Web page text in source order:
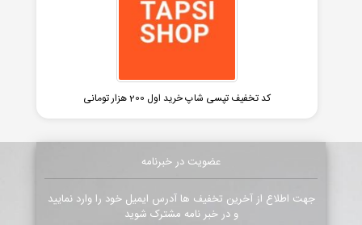
کد تخفیف تپسی شاپ خرید اول 200 هزار تومانی
عضویت در خبرنامه
جهت اطلاع از آخرین تخفیف ها آدرس ایمیل خود را وارد نمایید
و در خبر نامه مشترک شوید